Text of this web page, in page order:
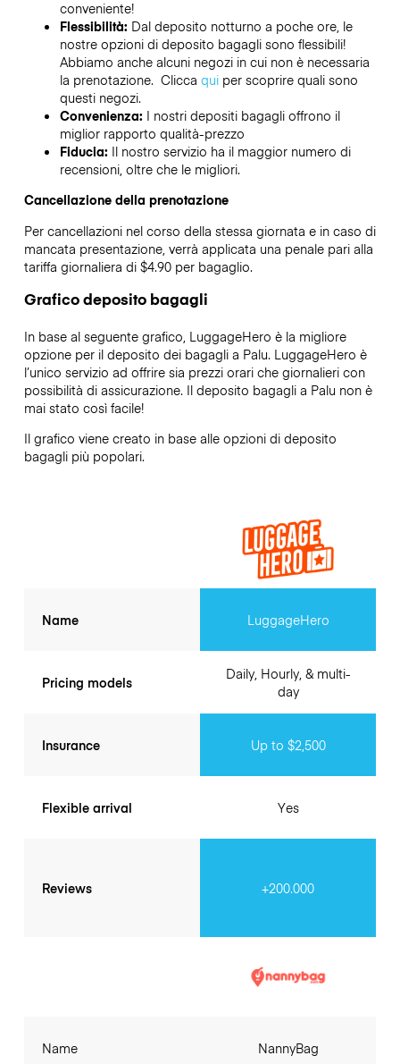
conveniente!
Flessibilità: Dal deposito notturno a poche ore, le
nostre opzioni di deposito bagagli sono flessibili!
Abbiamo anche alcuni negozi in cui non è necessaria
la prenotazione. Clicca quiper scoprire quali sono
questi negozi.
Convenienza: I nostri depositi bagagli offrono il
miglior rapporto qualità-prezzo
Fiducia: Il nostro servizio ha il maggior numero di
recensioni, oltre che le migliori.
Cancellazione della prenotazione
Per cancellazioni nel corso della stessa giornata e in caso di
mancata presentazione, verrà applicata una penale pari alla
tariffa giornaliera di $4.90 per bagaglio.
Grafico deposito bagagli
In base al seguente grafico, LuggageHero è la migliore
opzione per il deposito dei bagagli a Palu. LuggageHero è
l’unico servizio ad offrire sia prezzi orari che giornalieri con
possibilità di assicurazione. Il deposito bagagli a Palu non è
mai stato così facile!
Il grafico viene creato in base alle opzioni di deposito
bagagli più popolari.
Name
Pricing models
Insurance
Flexible arrival
Reviews
LuggageHero
Daily, Hourly, & multi-
day
Up to $2,500
Yes
+200.000
Name NannyBag